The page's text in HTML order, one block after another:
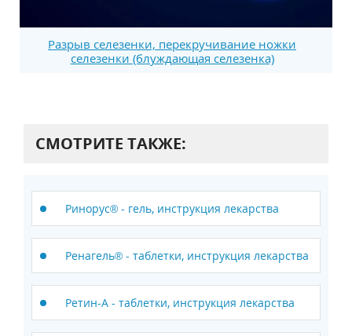
Разрыв селезенки, перекручивание ножки
селезенки (блуждающая селезенка)
СМОТРИТЕ ТАКЖЕ:
Ринорус® - гель, инструкция лекарства
Ренагель® - таблетки, инструкция лекарства
Ретин-А - таблетки, инструкция лекарства